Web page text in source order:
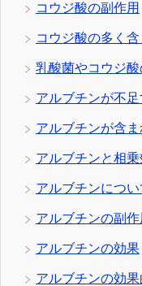
コウジ酸の副作用
コウジ酸の多く
乳酸菌やコウジ
アルブチンが不
アルブチンが含
アルブチンと相
アルブチンについ
アルブチンの副作
アルブチンの効果
アルブチンの効